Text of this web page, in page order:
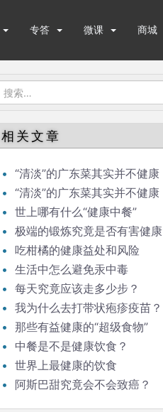
专答 微课 商城
搜
：
相关文章
“清淡”的广东菜其实并不健康
“清淡”的广东菜其实并不健康
世上哪有什么“健康中餐”
极端的锻炼究竟是否有害健康
吃柑橘的健康益处和风险
生活中怎么避免汞中毒
每天究竟应该走多少步？
我为什么去打带状疱疹疫苗？
那些有益健康的“超级食物”
中餐是不是健康饮食？
世界上最健康的饮食
阿斯巴甜究竟会不会致癌？